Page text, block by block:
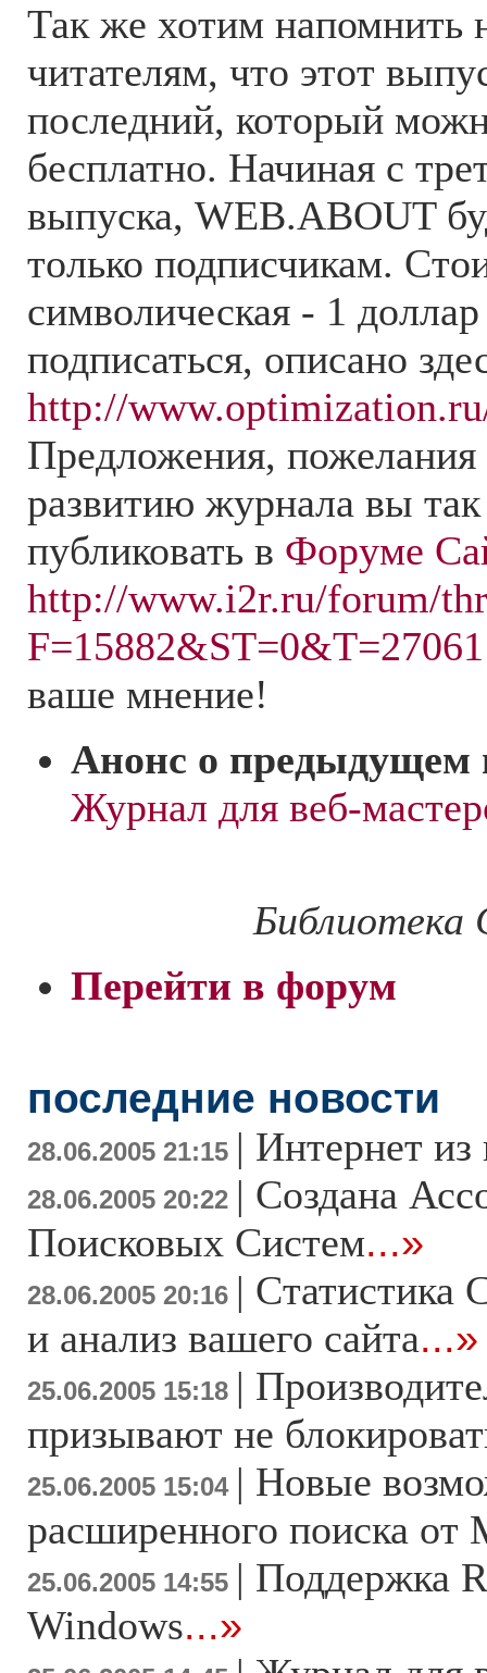
Так же хотим напомнить
читателям, что этот
последний, который
бесплатно. Начиная с
выпуска, WEB.ABOUT
только подписчикам.
символическая - 1
подписаться, описано
http://
Предложения,
развитию журнала вы
публиковать в Форуме
http://www.i2r.ru/forum/
F=15882&ST=0&T=27061
ваше мнение!
Анонс о предыдущем
Журнал для веб-
Библиотека
Перейти в форум
последние новости
28.06.2005 21:15 | Интернет из
28.06.2005 20:22 | Создана
Поисковых Систем...»
28.06.2005 20:16 | Статистика
и анализ вашего сайта...»
25.06.2005 15:18 |
призывают не
25.06.2005 15:04 | Новые
расширенного поиска от
25.06.2005 14:55 | Поддержка
Windows...»